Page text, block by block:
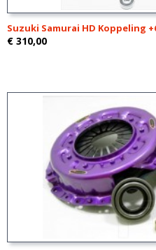
Suzuki Samurai HD Koppeling
€ 310,00